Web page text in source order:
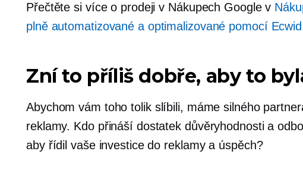
Přečtěte si více o prodeji v Nákupech Google v
plně automatizované a optimalizované pomocí Ecwid
Zní to příliš dobře, aby to
Abychom vám toho tolik slíbili, máme silného
reklamy. Kdo přináší dostatek důvěryhodnosti a
aby řídil vaše investice do reklamy a úspěch?